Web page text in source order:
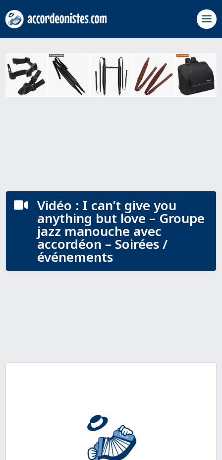
 Vidéo : I can’t give you
anything but love – Groupe
jazz manouche avec
accordéon – Soirées /
événements